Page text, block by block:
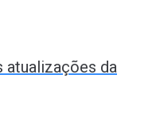
atualizações da